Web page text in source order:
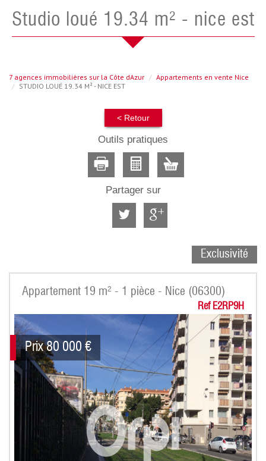
studio loué 19.34 m² - nice est
7 agences immobilières sur la Côte dAzur
Appartements en vente Nice
STUDIO LOUÉ 19.34 M² - NICE EST
< Retour
Outils pratiques
Partager sur
Exclusivité
Appartement 19 m² - 1 pièce - Nice (06300)
Ref E2RP9H
Prix 80 000 €